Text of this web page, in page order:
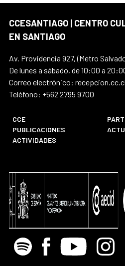
CCESANTIAGO | CENTRO
EN SANTIAGO
Av. Providencia 927, (Metro
De lunes a sábado, de 10:00 a
Correo electrónico:
Teléfono: +562 2795 9700
CCE
PUBLICACIONES
ACTIVIDADES
Spotify Facebook
Youtube